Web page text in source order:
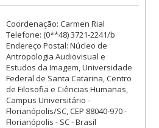
Coordenação: Carmen Rial
Telefone: (0**48) 3721-2241/b
Endereço Postal: Núcleo de
Antropologia Audiovisual e
Estudos da Imagem, Universidade
Federal de Santa Catarina, Centro
de Filosofia e Ciências Humanas,
Campus Universitário -
Florianópolis/SC, CEP 88040-970 -
Florianópolis - SC - Brasil